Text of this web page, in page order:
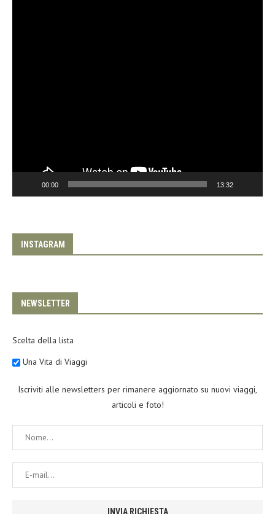
00:00 13:32
INSTAGRAM
NEWSLETTER
Scelta della lista
Una Vita di Viaggi
Iscriviti alle newsletters per rimanere aggiornato su nuovi viaggi,
articoli e foto!